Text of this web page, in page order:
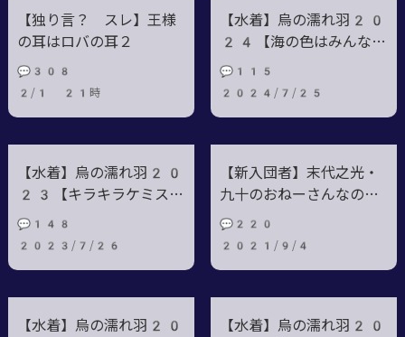
【独り言？ スレ】王様
の耳はロバの耳２
💬308
2/1 21時
【水着】烏の濡れ羽20
24【海の色はみんなの
色】
💬115
2024/7/25
【水着】烏の濡れ羽20
23【キラキラケミスト
リー】
💬148
2023/7/26
【新入団者】末代之光・
九十のおねーさんなので
す！
💬220
2021/9/4
【水着】烏の濡れ羽20
【水着】烏の濡れ羽20